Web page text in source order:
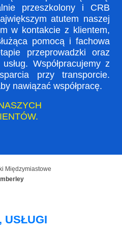
przeszkolony i CRB
atutem naszej
w kontakcie z klientem,
pomocą i fachowa
przeprowadzki oraz
Współpracujemy z
przy transporcie.
nawiązać współpracę.
Międzymiastowe
USŁUGI